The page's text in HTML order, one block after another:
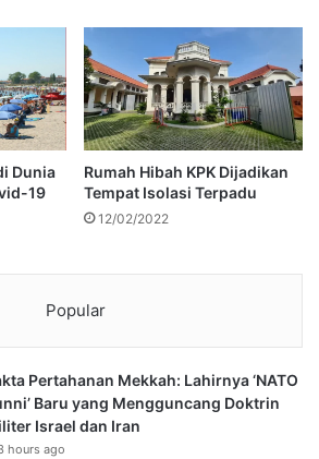
Dunia
19
Rumah Hibah KPK Dijadikan
Tempat Isolasi Terpadu
12/02/2022
Popular
Pertahanan Mekkah: Lahirnya ‘NATO
Baru yang Mengguncang Doktrin
Israel dan Iran
hours ago